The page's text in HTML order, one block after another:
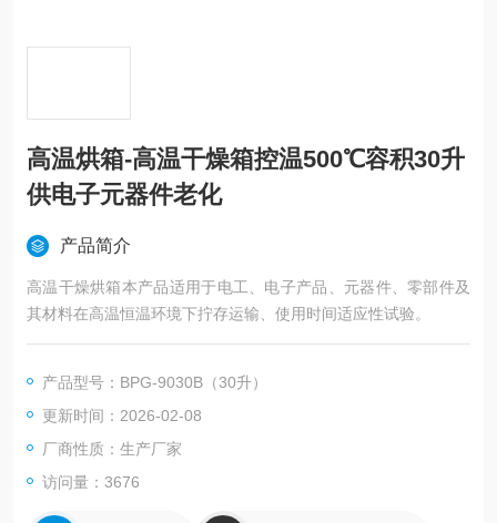
高温烘箱-高温干燥箱控温500℃容积30升
供电子元器件老化
产品简介
高温干燥烘箱本产品适用于电工、电子产品、元器件、零部件及
其材料在高温恒温环境下拧存运输、使用时间适应性试验。
产品型号：BPG-9030B（30升）
更新时间：2026-02-08
厂商性质：生产厂家
访问量：3676